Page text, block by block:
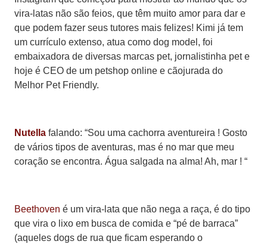
vira-latas não são feios, que têm muito amor para dar e
que podem fazer seus tutores mais felizes! Kimi já tem
um currículo extenso, atua como dog model, foi
embaixadora de diversas marcas pet, jornalistinha pet e
hoje é CEO de um petshop online e cãojurada do
Melhor Pet Friendly.
Nutella falando: “Sou uma cachorra aventureira ! Gosto
de vários tipos de aventuras, mas é no mar que meu
coração se encontra. Água salgada na alma! Ah, mar ! “
Beethoven é um vira-lata que não nega a raça, é do tipo
que vira o lixo em busca de comida e “pé de barraca”
(aqueles dogs de rua que ficam esperando o